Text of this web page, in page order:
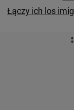
Łączy ich los